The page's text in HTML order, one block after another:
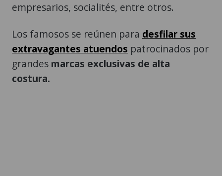
empresarios, socialités, entre otros.
Los famosos se reúnen para desfilar sus
extravagantes atuendos patrocinados por
grandes marcas exclusivas de alta
costura.